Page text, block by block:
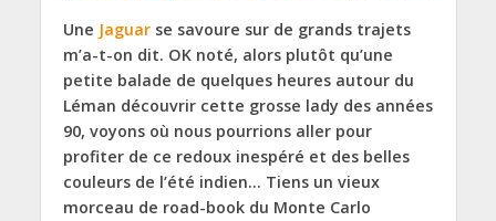
Une Jaguarse savoure sur de grands trajets
m’a-t-on dit. OK noté, alors plutôt qu’une
petite balade de quelques heures autour du
Léman découvrir cette grosse lady des années
90, voyons où nous pourrions aller pour
profiter de ce redoux inespéré et des belles
couleurs de l’été indien… Tiens un vieux
morceau de road-book du Monte Carlo